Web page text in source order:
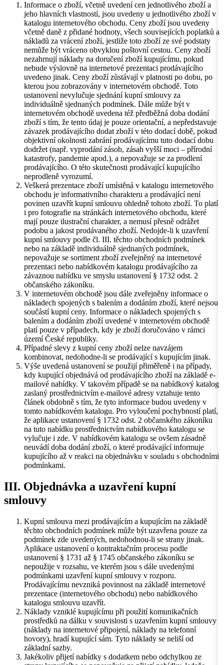
Informace o zboží, včetně uvedení cen jednotlivého zboží a
jeho hlavních vlastností, jsou uvedeny u jednotlivého zboží v
katalogu internetového obchodu. Ceny zboží jsou uvedeny
včetně daně z přidané hodnoty, všech souvisejících poplatků a
nákladů za vrácení zboží, jestliže toto zboží ze své podstaty
nemůže být vráceno obvyklou poštovní cestou. Ceny zboží
nezahrnují náklady na doručení zboží kupujícímu, pokud
nebude výslovně na internetové prezentaci prodávajícího
uvedeno jinak. Ceny zboží zůstávají v platnosti po dobu, po
kterou jsou zobrazovány v internetovém obchodě. Toto
ustanovení nevylučuje sjednání kupní smlouvy za
individuálně sjednaných podmínek. Dále může být v
internetovém obchodě uvedena též předběžná doba dodání
zboží s tím, že tento údaj je pouze orientační, a nepředstavuje
závazek prodávajícího dodat zboží v této dodací době, pokud
objektivní okolnosti zabrání prodávajícímu tuto dodací dobu
dodržet (např. vyprodání zásob, zásah vyšší moci – přírodní
katastrofy, pandemie apod.), a nepovažuje se za prodlení
prodávajícího. O této skutečnosti prodávající kupujícího
neprodleně vyrozumí.
Veškerá prezentace zboží umístěná v katalogu internetového
obchodu je informativního charakteru a prodávající není
povinen uzavřít kupní smlouvu ohledně tohoto zboží. To platí
i pro fotografie na stránkách internetového obchodu, které
mají pouze ilustrační charakter, a nemusí přesně odrážet
podobu a jakost prodávaného zboží. Nedojde-li k uzavření
kupní smlouvy podle čl. III. těchto obchodních podmínek
nebo na základě individuálně sjednaných podmínek,
nepovažuje se sortiment zboží zveřejněný na internetové
prezentaci nebo nabídkovém katalogu prodávajícího za
závaznou nabídku ve smyslu ustanovení § 1732 odst. 2
občanského zákoníku.
V internetovém obchodě jsou dále zveřejněny informace o
nákladech spojených s balením a dodáním zboží, které nejsou
součástí kupní ceny. Informace o nákladech spojených s
balením a dodáním zboží uvedené v internetovém obchodě
platí pouze v případech, kdy je zboží doručováno v rámci
území České republiky.
Případné slevy z kupní ceny zboží nelze navzájem
kombinovat, nedohodne-li se prodávající s kupujícím jinak.
Výše uvedená ustanovení se použijí přiměřeně i na případy,
kdy kupující objednává od prodávajícího zboží na základě e-
mailové nabídky. V takovém případě se na nabídkový katalog
zaslaný prostřednictvím e-mailové adresy vztahuje tento
článek obdobně s tím, že tyto informace budou uvedeny v
tomto nabídkovém katalogu. Pro vyloučení pochybností platí,
že aplikace ustanovení § 1732 odst. 2 občanského zákoníku
na tuto nabídku prostřednictvím nabídkového katalogu se
vylučuje i zde. V nabídkovém katalogu se ovšem zásadně
neuvádí doba dodání zboží, o které prodávající informuje
kupujícího až v reakci na objednávku v souladu s obchodními
podmínkami.
III. Objednávka a uzavření kupní
smlouvy
Kupní smlouva mezi prodávajícím a kupujícím na základě
těchto obchodních podmínek může být uzavřena pouze za
podmínek zde uvedených, nedohodnou-li se strany jinak.
Aplikace ustanovení o kontraktačním procesu podle
ustanovení § 1731 až § 1745 občanského zákoníku se
nepoužije v rozsahu, ve kterém jsou s dále uvedenými
podmínkami uzavření kupní smlouvy v rozporu.
Prodávajícímu nevzniká povinnost na základě internetové
prezentace (internetového obchodu) nebo nabídkového
katalogu smlouvu uzavřít.
Náklady vzniklé kupujícímu při použití komunikačních
prostředků na dálku v souvislosti s uzavřením kupní smlouvy
(náklady na internetové připojení, náklady na telefonní
hovory), hradí kupující sám. Tyto náklady se neliší od
základní sazby.
Jakékoliv přijetí nabídky s dodatkem nebo odchylkou ze